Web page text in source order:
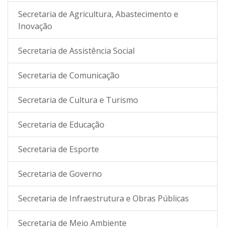
Secretaria de Agricultura, Abastecimento e
Inovação
Secretaria de Assistência Social
Secretaria de Comunicação
Secretaria de Cultura e Turismo
Secretaria de Educação
Secretaria de Esporte
Secretaria de Governo
Secretaria de Infraestrutura e Obras Públicas
Secretaria de Meio Ambiente